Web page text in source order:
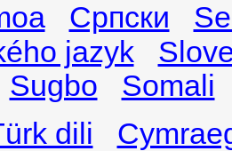
Српски
jazyk
Sugbo
Somali
dili